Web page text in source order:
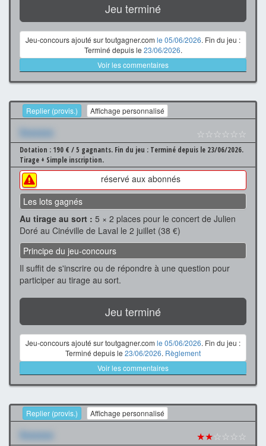
Jeu terminé
Jeu-concours ajouté sur toutgagner.com le 05/06/2026. Fin du jeu :
Terminé depuis le 23/06/2026.
Voir les commentaires
Replier (provis.) Affichage personnalisé
Xxxxxxx ☆☆☆☆☆☆
Dotation : 190 € / 5 gagnants. Fin du jeu : Terminé depuis le 23/06/2026.
Tirage + Simple inscription.
réservé aux abonnés
Les lots gagnés
Au tirage au sort : 5 × 2 places pour le concert de Julien
Doré au Cinéville de Laval le 2 juillet (38 €)
Principe du jeu-concours
Il suffit de s'inscrire ou de répondre à une question pour
participer au tirage au sort.
Jeu terminé
Jeu-concours ajouté sur toutgagner.com le 05/06/2026. Fin du jeu :
Terminé depuis le 23/06/2026. Règlement
Voir les commentaires
Replier (provis.) Affichage personnalisé
Xxxxxxx ★★☆☆☆☆